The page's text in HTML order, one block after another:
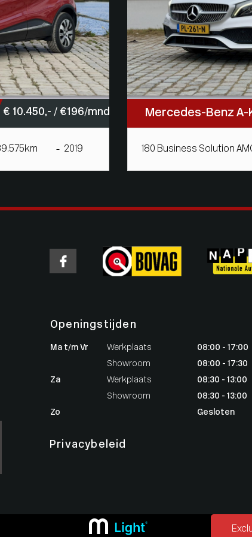
€ 10.450,- / € 196/mnd
2019
Mercedes-Benz A-
180 Business Solution
Openingstijden
Ma t/m Vr
Werkplaats
Showroom
Za
Werkplaats
Showroom
Zo
08:00 - 17:00
08:00 - 17:30
08:30 - 13:00
08:30 - 13:00
Gesloten
Privacybeleid